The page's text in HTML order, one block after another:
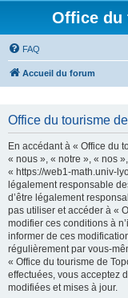
Office du
FAQ
Accueil du forum
Office du tourisme
En accédant à « Office du
« nous », « notre », « nos
« https://web1-math.univ-
légalement responsable
d’être légalement
pas utiliser et accéder à «
modifier ces conditions à
informer de ces
régulièrement par vous-
« Office du tourisme de
effectuées, vous acceptez
modifiées et mises à jour.